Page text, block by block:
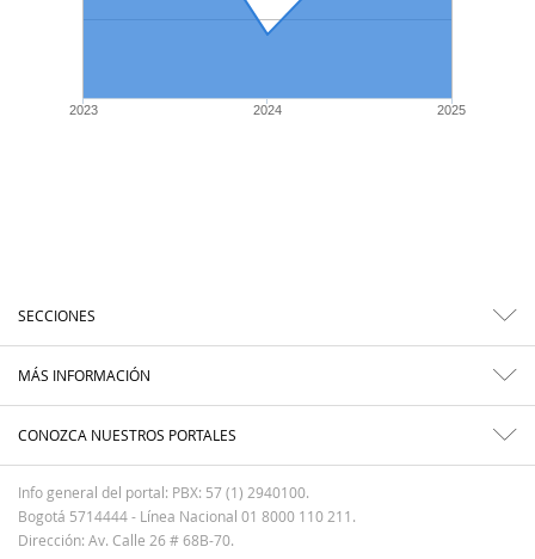
2023 2024 2025
SECCIONES
MÁS INFORMACIÓN
CONOZCA NUESTROS PORTALES
Info general del portal: PBX: 57 (1) 2940100.
Bogotá 5714444 - Línea Nacional 01 8000 110 211.
Dirección: Av. Calle 26 # 68B-70.